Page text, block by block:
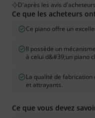
D'après les avis
Ce que les acheteurs
Ce piano offre un
Il possède un
à celui d&#39;un piano
La qualité de
et attrayants.
Ce que vous devez